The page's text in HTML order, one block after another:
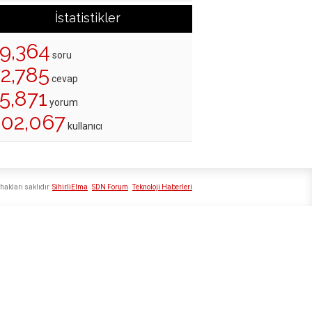
İstatistikler
soru
cevap
yorum
kullanıcı
SihirliElma SDN Forum Teknoloji Haberleri
saklıdır